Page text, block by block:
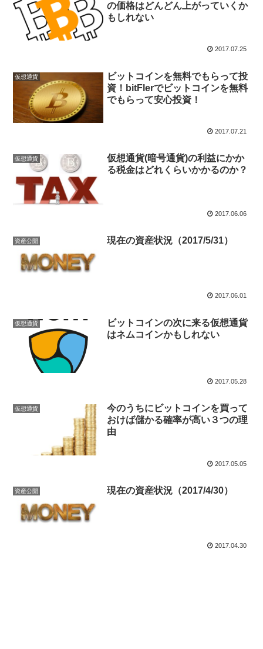
の価格はどんどん上がっていくか
もしれない
2017.07.25
仮想通貨
ビットコインを無料でもらって投
資！bitFlerでビットコインを無料
でもらって安心投資！
2017.07.21
仮想通貨
仮想通貨(暗号通貨)の利益にかか
る税金はどれくらいかかるのか？
2017.06.06
資産公開 現在の資産状況（2017/5/31）
2017.06.01
仮想通貨
ビットコインの次に来る仮想通貨
はネムコインかもしれない
2017.05.28
仮想通貨
今のうちにビットコインを買って
おけば儲かる確率が高い３つの理
由
2017.05.05
資産公開 現在の資産状況（2017/4/30）
2017.04.30